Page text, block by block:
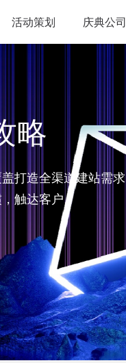
活动策划 庆典公司
略
打造全渠道建站需求
触达客户